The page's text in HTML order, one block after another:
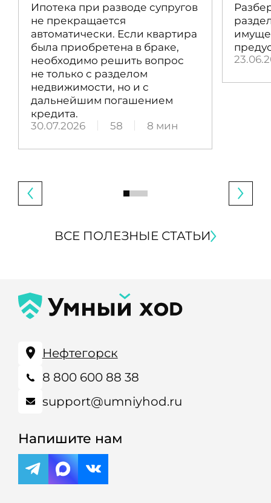
Ипотека при разводе супругов
не прекращается
автоматически. Если квартира
была приобретена в браке,
необходимо решить вопрос
не только с разделом
недвижимости, но и с
дальнейшим погашением
кредита.
30.07.2026
58 8 мин
ВСЕ ПОЛЕЗНЫЕ СТАТЬИ
Нефтегорск
8 800 600 88 38
support@umniyhod.ru
Напишите нам